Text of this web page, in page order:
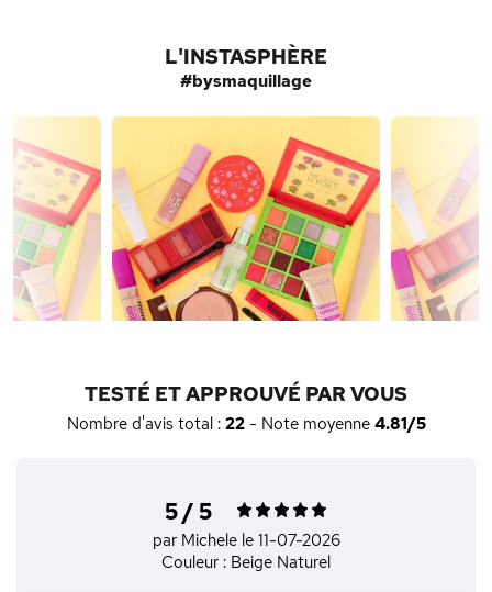
L'INSTASPHÈRE
#bysmaquillage
TESTÉ ET APPROUVÉ PAR VOUS
Nombre d'avis total : 22- Note moyenne 4.81/5
5 / 5
par Michele le 11-07-2026
Couleur : Beige Naturel